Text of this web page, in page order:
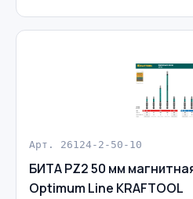
Арт. 26124-2-50-10
БИТА PZ2 50 мм
Optimum Line KRAFTOOL